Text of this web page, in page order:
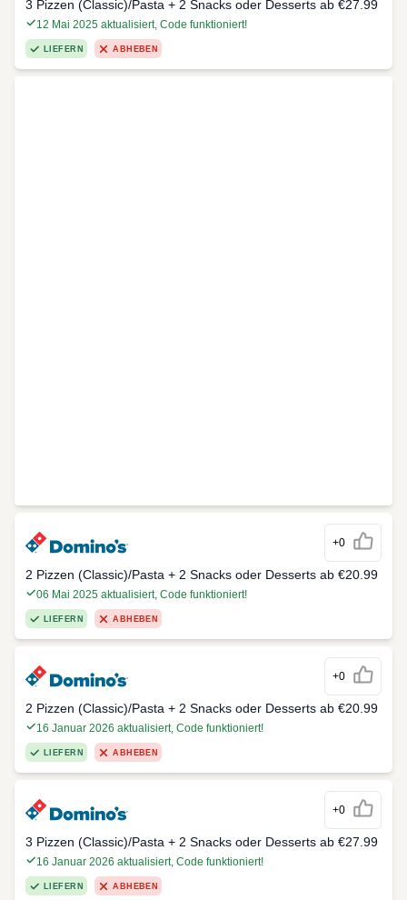
3 Pizzen (Classic)/Pasta + 2 Snacks oder Desserts ab €27.99
12 Mai 2025 aktualisiert, Code funktioniert!
LIEFERN ABHEBEN
+0
2 Pizzen (Classic)/Pasta + 2 Snacks oder Desserts ab €20.99
06 Mai 2025 aktualisiert, Code funktioniert!
LIEFERN ABHEBEN
+0
2 Pizzen (Classic)/Pasta + 2 Snacks oder Desserts ab €20.99
16 Januar 2026 aktualisiert, Code funktioniert!
LIEFERN ABHEBEN
+0
3 Pizzen (Classic)/Pasta + 2 Snacks oder Desserts ab €27.99
16 Januar 2026 aktualisiert, Code funktioniert!
LIEFERN ABHEBEN